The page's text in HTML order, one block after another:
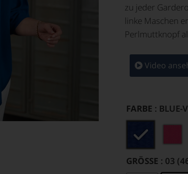
zu jeder
linke Maschen
Perlmuttknopf
Video
FARBE : BLUE-
GRÖSSE : 03